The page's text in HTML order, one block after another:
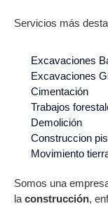
Servicios más
Excavaciones
Excavaciones
Cimentación
Trabajos
Demolición
Construccion
Movimiento
Somos una
laconstrucción,